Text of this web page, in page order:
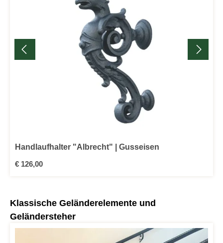
Handlaufhalter "Albrecht" | Gusseisen
Regulärer Preis:
€ 126,00
Produktgalerie überspringen
Klassische Geländerelemente und
Geländersteher